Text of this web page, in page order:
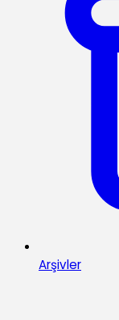
Arşivler